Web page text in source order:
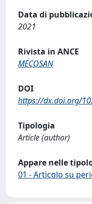
Data di
2021
Rivista in ANCE
MECOSAN
DOI
https://dx.doi.org/
Tipologia
Article (author)
Appare nelle
01 - Articolo su